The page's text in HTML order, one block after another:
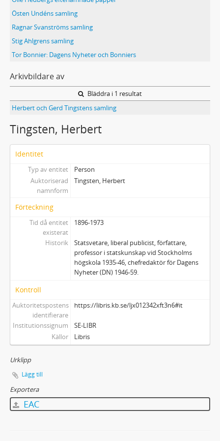
Östen Undéns samling
Ragnar Svanströms samling
Stig Ahlgrens samling
Tor Bonnier: Dagens Nyheter och Bonniers
Arkivbildare av
Bläddra i 1 resultat
Herbert och Gerd Tingstens samling
Tingsten, Herbert
Identitet
Typ av entitet
Person
Auktoriserad
namnform
Tingsten, Herbert
Förteckning
Tid då entitet
existerat
1896-1973
Historik
Statsvetare, liberal publicist, författare,
professor i statskunskap vid Stockholms
högskola 1935-46, chefredaktör för Dagens
Nyheter (DN) 1946-59.
Kontroll
Auktoritetspostens
identifierare
https://libris.kb.se/ljx012342xft3n6#it
Institutionssignum
SE-LIBR
Källor
Libris
Urklipp
Lägg till
Exportera
EAC